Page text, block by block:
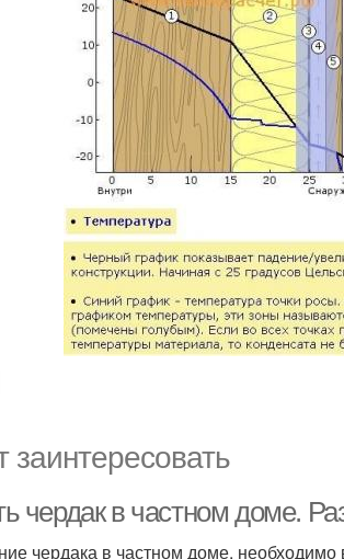
чердак в частном доме.
чердака в частном доме,